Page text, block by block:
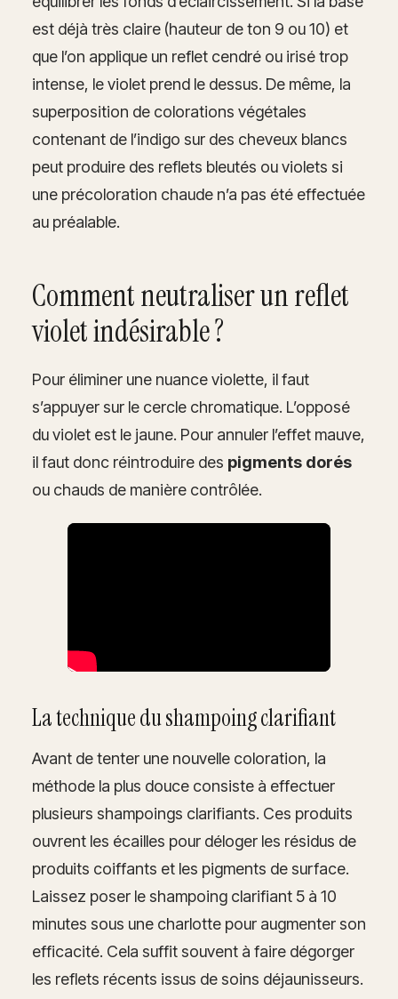
est déjà très claire (hauteur de ton 9 ou 10) et
que l’on applique un reflet cendré ou irisé trop
intense, le violet prend le dessus. De même, la
superposition de colorations végétales
contenant de l’indigo sur des cheveux blancs
peut produire des reflets bleutés ou violets si
une précoloration chaude n’a pas été effectuée
au préalable.
Comment neutraliser un reflet
violet indésirable ?
Pour éliminer une nuance violette, il faut
s’appuyer sur le cercle chromatique. L’opposé
du violet est le jaune. Pour annuler l’effet mauve,
il faut donc réintroduire des pigments dorés
ou chauds de manière contrôlée.
La technique du shampoing clarifiant
Avant de tenter une nouvelle coloration, la
méthode la plus douce consiste à effectuer
plusieurs shampoings clarifiants. Ces produits
ouvrent les écailles pour déloger les résidus de
produits coiffants et les pigments de surface.
Laissez poser le shampoing clarifiant 5 à 10
minutes sous une charlotte pour augmenter son
efficacité. Cela suffit souvent à faire dégorger
les reflets récents issus de soins déjaunisseurs.